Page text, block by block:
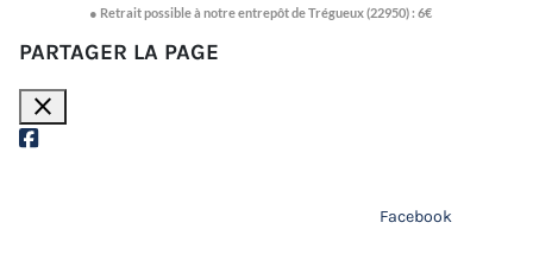
● Retrait possible à notre entrepôt de Trégueux (22950) : 6€
PARTAGER LA PAGE
close
Facebook